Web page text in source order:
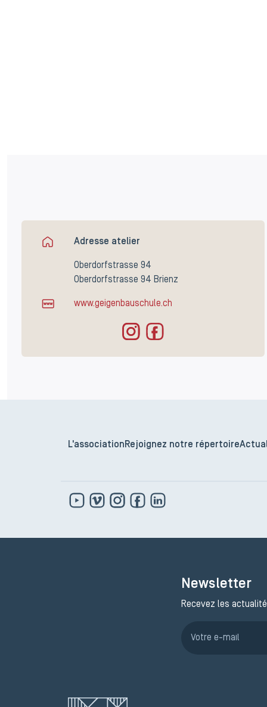
Adresse atelier
Oberdorfstrasse 94
Oberdorfstrasse 94 Brienz
www.geigenbauschule.ch
L'association Rejoignez notre répertoire
Newsletter
Recevez les